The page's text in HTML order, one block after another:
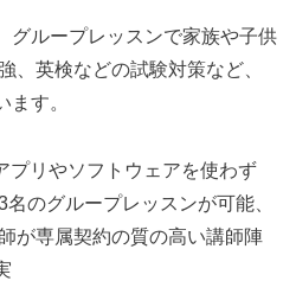
グループレッスンで家族や子供
、英検などの試験対策など、
す。
プリやソフトウェアを使わず
のグループレッスンが可能、
が専属契約の質の高い講師陣